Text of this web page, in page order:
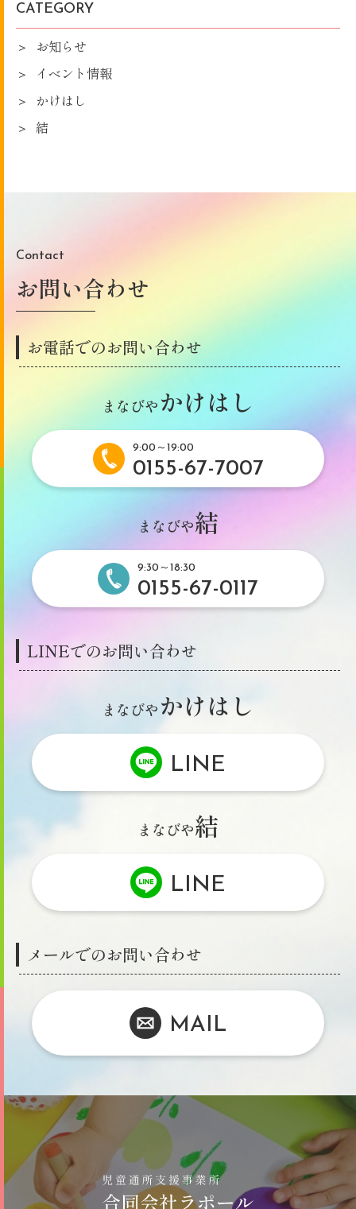
CATEGORY
お知らせ
イベント情報
かけはし
結
Contact
お問い合わせ
お電話でのお問い合わせ
まなびやかけはし
9:00～19:00
0155-67-7007
まなびや結
9:30～18:30
0155-67-0117
LINEでのお問い合わせ
まなびやかけはし
LINE
まなびや結
LINE
メールでのお問い合わせ
MAIL